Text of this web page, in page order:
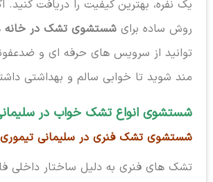
یک نفره، بهترین کیفیت را دریافت کنید.
روش ساده برای شستشوی تشک در خانه
توانید از سرویس های حرفه ای و
مند شوید تا خوابی سالم و بهداشتی
شستشوی انواع تشک خواب در
شستشوی تشک فنری در سلیمانی تیموری
تشک های فنری به دلیل ساختار داخلی